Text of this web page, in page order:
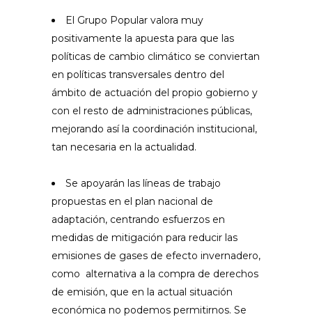
El Grupo Popular valora muy
positivamente la apuesta para que las
políticas de cambio climático se conviertan
en políticas transversales dentro del
ámbito de actuación del propio gobierno y
con el resto de administraciones públicas,
mejorando así la coordinación institucional,
tan necesaria en la actualidad.
Se apoyarán las líneas de trabajo
propuestas en el plan nacional de
adaptación, centrando esfuerzos en
medidas de mitigación para reducir las
emisiones de gases de efecto invernadero,
como alternativa a la compra de derechos
de emisión, que en la actual situación
económica no podemos permitirnos. Se